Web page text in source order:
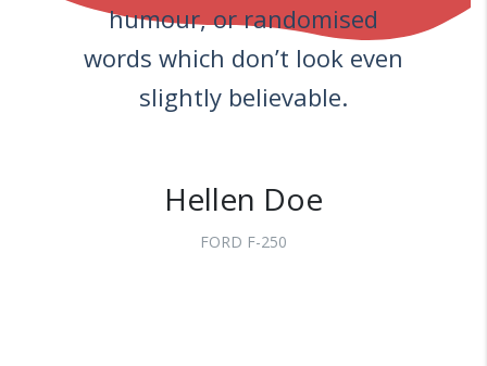
humour, or randomised
words which don’t look even
slightly believable.
Hellen Doe
FORD F-250